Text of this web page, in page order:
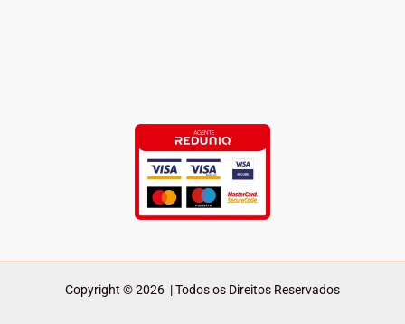
Copyright © 2026 | Todos os Direitos Reservados